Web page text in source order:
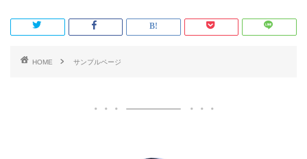
HOME サンプルページ